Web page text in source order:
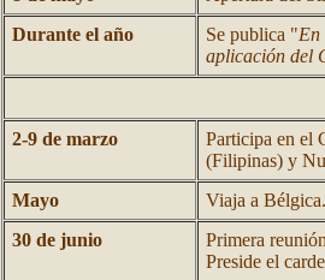
Durante el año
Se publica "En
aplicación del
2-9 de marzo
Participa en el
(Filipinas) y
Mayo
Viaja a Bélgica.
30 de junio
Primera
Preside el